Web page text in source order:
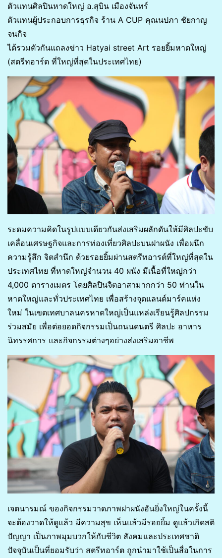
ตัวแทนศิลปินหาดใหญ่ อ.สุบิน เมืองจันทร์
ตัวแทนผู้ประกอบการธุรกิจ ร้าน A CUP คุณนปภา ชัยกาญ
จนกิจ
ได้รวมตัวกันแถลงข่าว Hatyai street Art รอยยิ้มหาดใหญ่
(สตรีทอาร์ต ที่ใหญ่ที่สุดในประเทศไทย)
ระดมความคิดในรูปแบบเดียวกันส่งเสริมผลักดันให้มีศิลปะขับ
เคลื่อนเศรษฐกิจและการท่องเที่ยวศิลปะบนฝาผนัง เพื่อผนึก
ความรู้สึก จิตสำนึก ด้วยรอยยิ้มผ่านสตรีทอารต์ที่ใหญ่ที่สุดใน
ประเทศไทย ที่หาดใหญ่จำนวน​ 40​ ผนัง​ มีเนื้อที่ใหญ่กว่า
4,000 ตารางเมตร​ โดยศิลปินจิตอาสามากกว่า​ 50​ ท่านใน
หาดใหญ่และทั่วประเทศไทย เพื่อสร้างจุดแลนด์มาร์คแห่ง
ใหม่ ในเขตเทศบาลนครหาดใหญ่เป็นแหล่งเรียนรู้ศิลปกรรม
ร่วมสมัย เพื่อต่อยอดกิจกรรมเป็นถนนดนตรี ศิลปะ อาหาร
นิทรรศการ และกิจกรรมต่างๆอย่างส่งเสริมอาชีพ
เจตนารมณ์ ของกิจกรรมวาดภาพฝาผนังอันยิ่งใหญ่ในครั้งนี้
จะต้องวาดให้ดูแล้ว มีความสุข เห็นแล้วมีรอยยิ้ม ดูแล้วเกิดสติ
ปัญญา เป็นภาพมุมบวกให้กับชีวิต สังคมและประเทศชาติ
ปัจจุบันเป็นที่ยอมรับว่า สตรีทอาร์ต ถูกนำมาใช้เป็นสื่อในการ